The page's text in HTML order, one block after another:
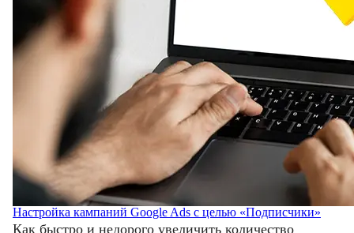
Настройка кампаний Google Ads с целью «Подписчики»
Как быстро и недорого увеличить количество